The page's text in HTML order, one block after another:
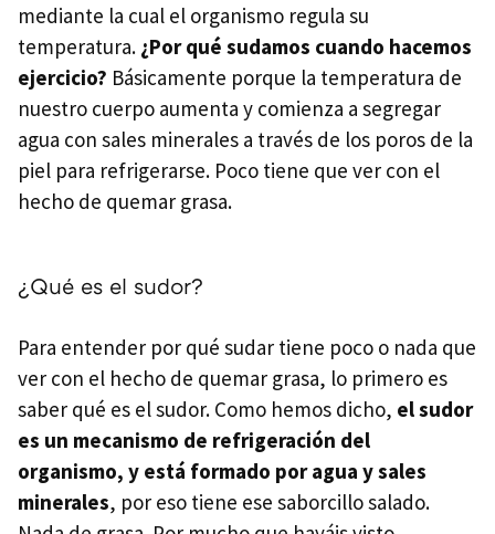
mediante la cual el organismo regula su
temperatura. ¿Por qué sudamos cuando hacemos
ejercicio? Básicamente porque la temperatura de
nuestro cuerpo aumenta y comienza a segregar
agua con sales minerales a través de los poros de la
piel para refrigerarse. Poco tiene que ver con el
hecho de quemar grasa.
¿Qué es el sudor?
Para entender por qué sudar tiene poco o nada que
ver con el hecho de quemar grasa, lo primero es
saber qué es el sudor. Como hemos dicho, el sudor
es un mecanismo de refrigeración del
organismo, y está formado por agua y sales
minerales, por eso tiene ese saborcillo salado.